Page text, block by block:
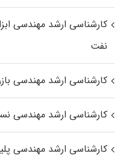
کارشناسی ارشد مهندسی
نفت
کارشناسی ارشد مهندسی
کارشناسی ارشد مهندسی
کارشناسی ارشد مهندسی